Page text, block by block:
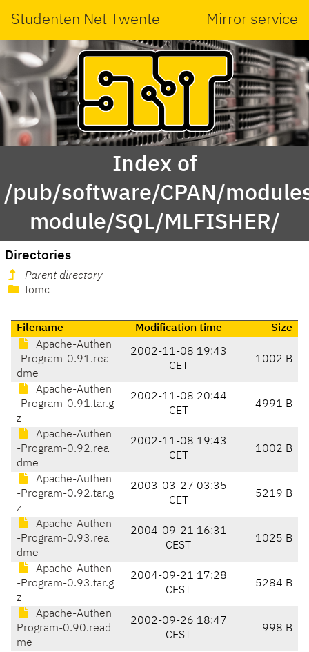
Studenten Net Twente Mirror service
Index of
/pub/software/CPAN/
module/SQL/MLFISHER/
Directories
Parent directory
tomc
Filename Modification time
Size
Apache-Authen
-Program-0.91.rea
dme
2002-11-08 19:43
CET
1002 B
Apache-Authen
-Program-0.91.tar.g
z
2002-11-08 20:44
CET
4991 B
Apache-Authen
-Program-0.92.rea
dme
2002-11-08 19:43
CET
1002 B
Apache-Authen
-Program-0.92.tar.g
z
2003-03-27 03:35
CET
5219 B
Apache-Authen
-Program-0.93.rea
dme
2004-09-21 16:31
CEST
1025 B
Apache-Authen
-Program-0.93.tar.g
z
2004-09-21 17:28
CEST
5284 B
Apache-Authen
Program-0.90.read
me
2002-09-26 18:47
CEST
998 B